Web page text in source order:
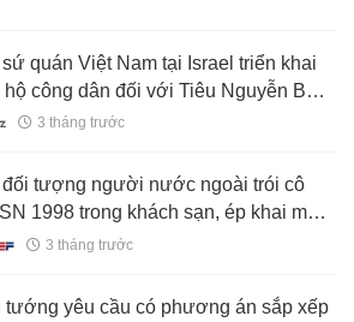
quán Việt Nam tại Israel triển khai
hộ công dân đối với Tiêu Nguyễn Bảo
3 tháng trước
đối tượng người nước ngoài trói cô
1998 trong khách sạn, ép khai mật
WeChat để cướp 1,1 tỷ đồng
3 tháng trước
tướng yêu cầu có phương án sắp xếp